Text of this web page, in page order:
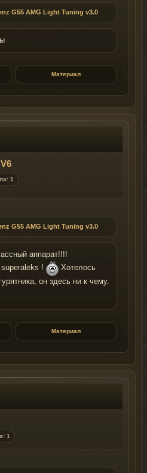
G55 AMG Light Tuning v3.0
Материал
1
G55 AMG Light Tuning v3.0
аппарат!!!!
superaleks !
Хотелось
он здесь ни к чему.
Материал
1